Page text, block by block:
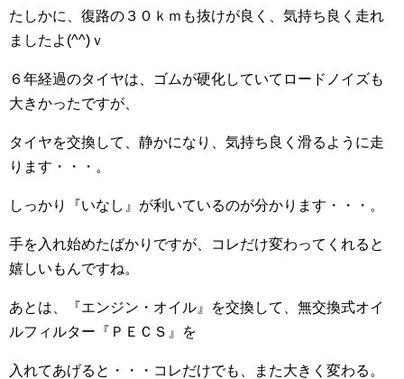
たしかに、復路の３０ｋｍも抜けが良く、気持ち良く走れ
ましたよ(^^)ｖ
６年経過のタイヤは、ゴムが硬化していてロードノイズも
大きかったですが、
タイヤを交換して、静かになり、気持ち良く滑るように走
ります・・・。
しっかり『いなし』が利いているのが分かります・・・。
手を入れ始めたばかりですが、コレだけ変わってくれると
嬉しいもんですね。
あとは、『エンジン・オイル』を交換して、無交換式オイ
ルフィルター『ＰＥＣＳ』を
入れてあげると・・・コレだけでも、また大きく変わる。